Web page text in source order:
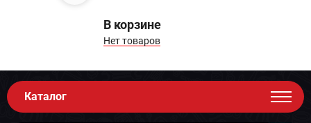
В корзине
Нет товаров
Каталог